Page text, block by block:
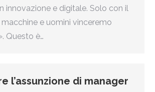
innovazione e digitale. Solo con il
e uomini vinceremo
Questo è…
l’assunzione di manager